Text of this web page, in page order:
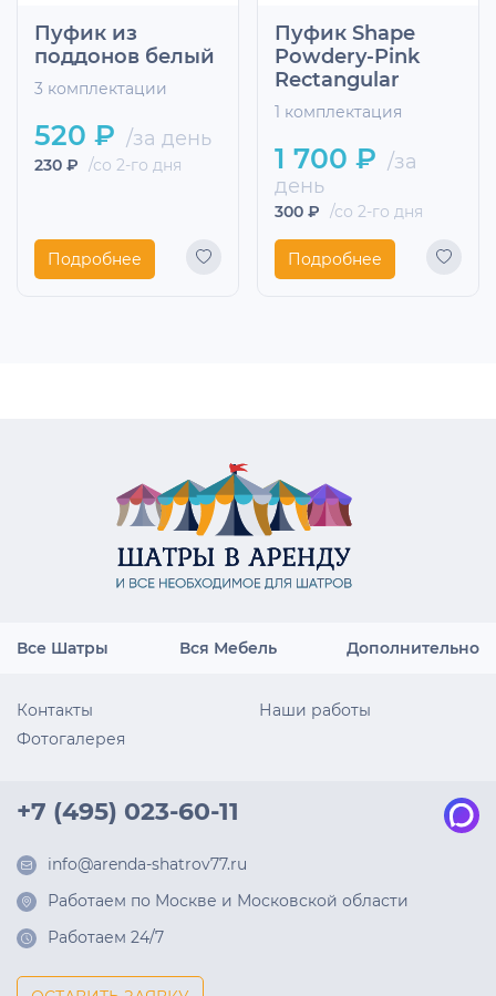
Пуфик из
поддонов белый
3 комплектации
520 ₽ /за день
230 ₽ /со 2-го дня
Подробнее
Пуфик Shape
Powdery-Pink
Rectangular
1 комплектация
1 700 ₽ /за
день
300 ₽ /со 2-го дня
Подробнее
Все Шатры Вся Мебель Дополнительно
Контакты
Наши работы
Фотогалерея
+7 (495) 023-60-11
info@arenda-shatrov77.ru
Работаем по Москве и Московской области
Работаем 24/7